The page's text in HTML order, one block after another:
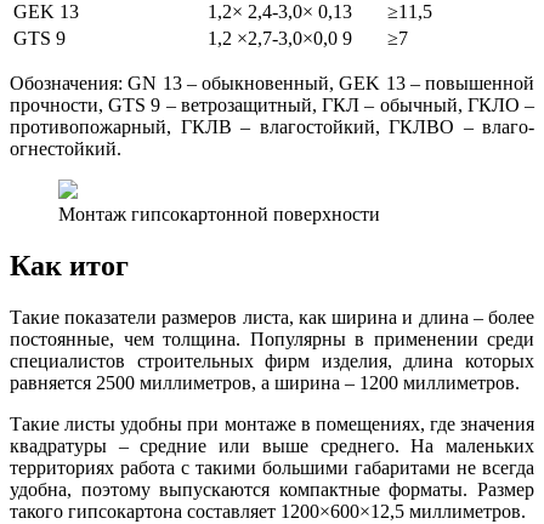
GEK 13
1,2× 2,4-3,0× 0,13
≥11,5
GTS 9
1,2 ×2,7-3,0×0,0 9 ≥7
Обозначения: GN 13 – обыкновенный, GEK 13 – повышенной
прочности, GTS 9 – ветрозащитный, ГКЛ – обычный, ГКЛО –
противопожарный, ГКЛВ – влагостойкий, ГКЛВО – влаго-
огнестойкий.
Монтаж гипсокартонной поверхности
Как итог
Такие показатели размеров листа, как ширина и длина – более
постоянные, чем толщина. Популярны в применении среди
специалистов строительных фирм изделия, длина которых
равняется 2500 миллиметров, а ширина – 1200 миллиметров.
Такие листы удобны при монтаже в помещениях, где значения
квадратуры – средние или выше среднего. На маленьких
территориях работа с такими большими габаритами не всегда
удобна, поэтому выпускаются компактные форматы. Размер
такого гипсокартона составляет 1200×600×12,5 миллиметров.